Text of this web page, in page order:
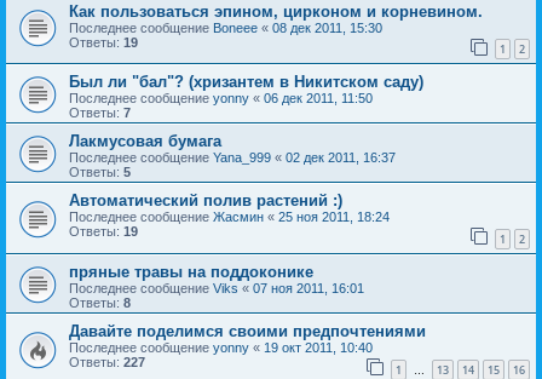
Как пользоваться эпином, цирконом и корневином.
Последнее сообщение Boneee « 08 дек 2011, 15:30
Ответы: 19 1 2
Был ли "бал"? (хризантем в Никитском саду)
Последнее сообщение yonny « 06 дек 2011, 11:50
Ответы: 7
Лакмусовая бумага
Последнее сообщение Yana_999 « 02 дек 2011, 16:37
Ответы: 5
Автоматический полив растений :)
Последнее сообщение Жасмин « 25 ноя 2011, 18:24
Ответы: 19 1 2
пряные травы на поддоконике
Последнее сообщение Viks « 07 ноя 2011, 16:01
Ответы: 8
Давайте поделимся своими предпочтениями
Последнее сообщение yonny « 19 окт 2011, 10:40
Ответы: 227 1 13 14 15 16